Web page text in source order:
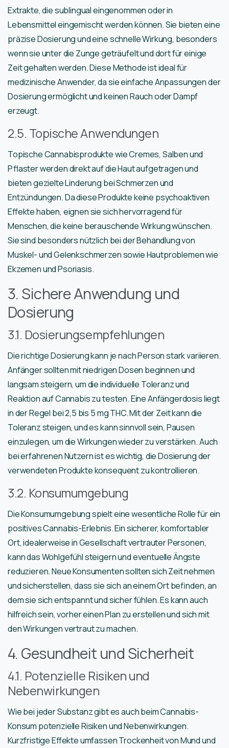
Extrakte, die sublingual eingenommen oder in
Lebensmittel eingemischt werden können. Sie bieten eine
präzise Dosierung und eine schnelle Wirkung, besonders
wenn sie unter die Zunge geträufelt und dort für einige
Zeit gehalten werden. Diese Methode ist ideal für
medizinische Anwender, da sie einfache Anpassungen der
Dosierung ermöglicht und keinen Rauch oder Dampf
erzeugt.
2.5. Topische Anwendungen
Topische Cannabisprodukte wie Cremes, Salben und
Pflaster werden direkt auf die Haut aufgetragen und
bieten gezielte Linderung bei Schmerzen und
Entzündungen. Da diese Produkte keine psychoaktiven
Effekte haben, eignen sie sich hervorragend für
Menschen, die keine berauschende Wirkung wünschen.
Sie sind besonders nützlich bei der Behandlung von
Muskel- und Gelenkschmerzen sowie Hautproblemen wie
Ekzemen und Psoriasis.
3. Sichere Anwendung und
Dosierung
3.1. Dosierungsempfehlungen
Die richtige Dosierung kann je nach Person stark variieren.
Anfänger sollten mit niedrigen Dosen beginnen und
langsam steigern, um die individuelle Toleranz und
Reaktion auf Cannabis zu testen. Eine Anfängerdosis liegt
in der Regel bei 2,5 bis 5 mg THC. Mit der Zeit kann die
Toleranz steigen, und es kann sinnvoll sein, Pausen
einzulegen, um die Wirkungen wieder zu verstärken. Auch
bei erfahrenen Nutzern ist es wichtig, die Dosierung der
verwendeten Produkte konsequent zu kontrollieren.
3.2. Konsumumgebung
Die Konsumumgebung spielt eine wesentliche Rolle für ein
positives Cannabis-Erlebnis. Ein sicherer, komfortabler
Ort, idealerweise in Gesellschaft vertrauter Personen,
kann das Wohlgefühl steigern und eventuelle Ängste
reduzieren. Neue Konsumenten sollten sich Zeit nehmen
und sicherstellen, dass sie sich an einem Ort befinden, an
dem sie sich entspannt und sicher fühlen. Es kann auch
hilfreich sein, vorher einen Plan zu erstellen und sich mit
den Wirkungen vertraut zu machen.
4. Gesundheit und Sicherheit
4.1. Potenzielle Risiken und
Nebenwirkungen
Wie bei jeder Substanz gibt es auch beim Cannabis-
Konsum potenzielle Risiken und Nebenwirkungen.
Kurzfristige Effekte umfassen Trockenheit von Mund und